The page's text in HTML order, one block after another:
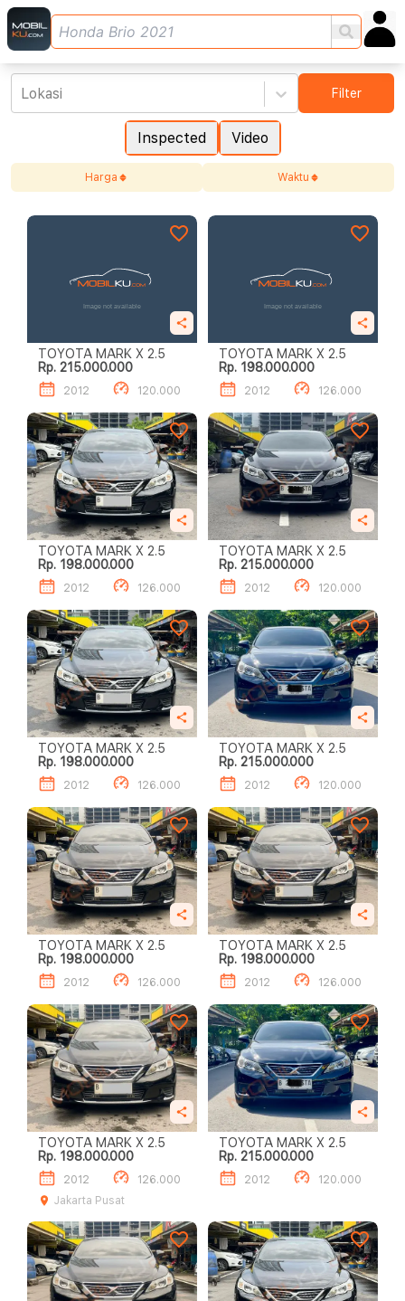
Inspected Video
Lokasi Filter
Harga Waktu
TOYOTA MARK X 2.5
Rp. 215.000.000
2012 120.000
TOYOTA MARK X 2.5
Rp. 198.000.000
2012 126.000
TOYOTA MARK X 2.5
Rp. 198.000.000
2012 126.000
TOYOTA MARK X 2.5
Rp. 215.000.000
2012 120.000
TOYOTA MARK X 2.5
Rp. 198.000.000
2012 126.000
TOYOTA MARK X 2.5
Rp. 215.000.000
2012 120.000
TOYOTA MARK X 2.5
Rp. 198.000.000
2012 126.000
TOYOTA MARK X 2.5
Rp. 198.000.000
2012 126.000
TOYOTA MARK X 2.5
Rp. 198.000.000
2012
126.000
Jakarta Pusat
TOYOTA MARK X 2.5
Rp. 215.000.000
2012 120.000